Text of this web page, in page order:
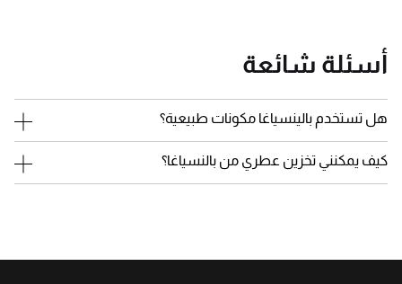
أسئلة شائعة
هل تستخدم بالينسياغا مكونات طبيعية؟
كيف يمكنني تخزين عطري من بالنسياغا؟